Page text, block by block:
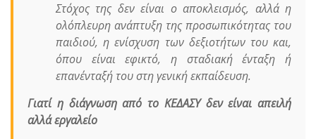
Στόχος της δεν είναι ο αποκλεισμός, αλλά η
ολόπλευρη ανάπτυξη της προσωπικότητας του
παιδιού, η ενίσχυση των δεξιοτήτων του και,
όπου είναι εφικτό, η σταδιακή ένταξη ή
επανένταξή του στη γενική εκπαίδευση.
Γιατί η διάγνωση από το ΚΕΔΑΣΥ δεν είναι απειλή
αλλά εργαλείο